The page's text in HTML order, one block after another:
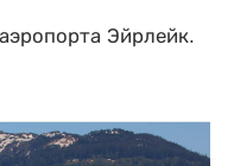
Эйрлейк.